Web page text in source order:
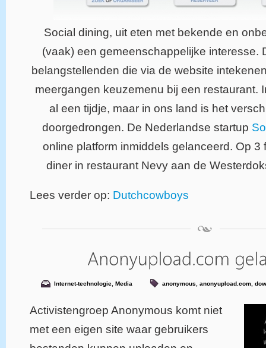
Social dining, uit eten met bekende en
(vaak) een gemeenschappelijke interesse.
belangstellenden die via de website
meergangen keuzemenu bij een restaurant.
al een tijdje, maar in ons land is het
doorgedrongen. De Nederlandse startup
online platform inmiddels gelanceerd. Op 3
diner in restaurant Nevy aan de
Lees verder op: Dutchcowboys
Internet-technologie, Media anonymous anonyupload.com,
Activistengroep Anonymous komt niet
met een eigen site waar gebruikers